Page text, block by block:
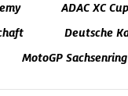
ADAC XC Cup
Deutsche
MotoGP Sachsenring